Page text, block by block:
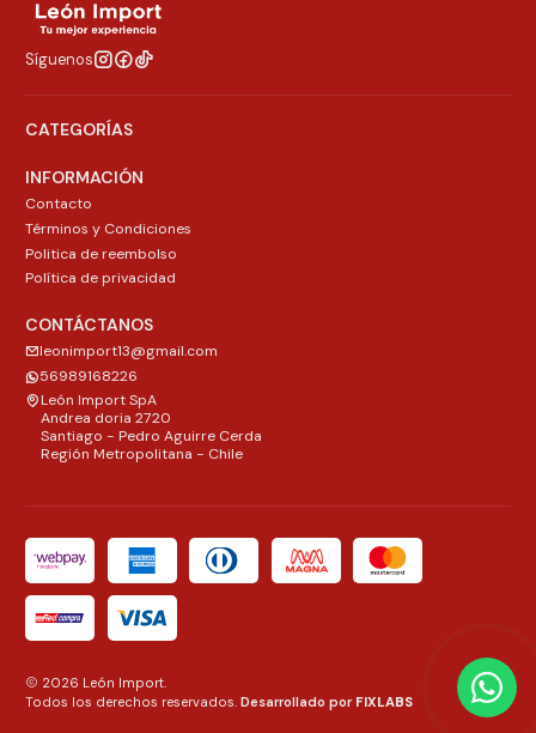
Síguenos
CATEGORÍAS
INFORMACIÓN
Contacto
Términos y Condiciones
Politica de reembolso
Política de privacidad
CONTÁCTANOS
leonimport13@gmail.com
56989168226
León Import SpA
Andrea doria 2720
Santiago - Pedro Aguirre Cerda
Región Metropolitana - Chile
2026 León Import.
Todos los derechos reservados. Desarrollado por FIXLABS